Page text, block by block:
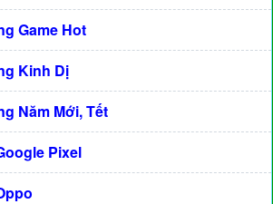
Game Hot
Kinh Dị
Năm Mới, Tết
Pixel